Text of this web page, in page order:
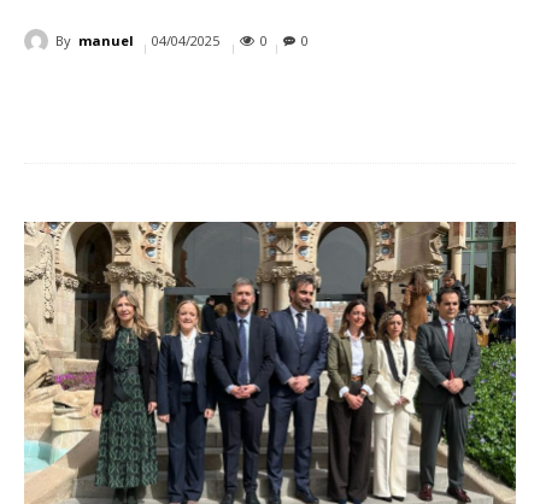
By manuel 04/04/2025 0 0